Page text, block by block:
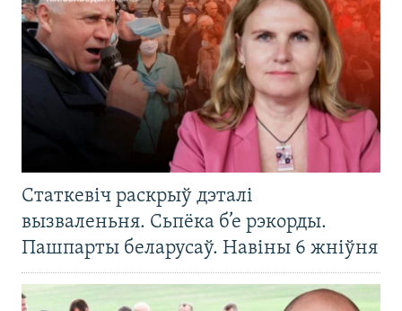
Статкевіч раскрыў дэталі
вызваленьня. Сьпёка б’е рэкорды.
Пашпарты беларусаў. Навіны 6 жніўня